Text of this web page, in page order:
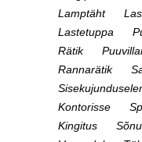
Lamptäht
Lastetuppa
Rätik
Rannarätik
Kontorisse
Kingitus